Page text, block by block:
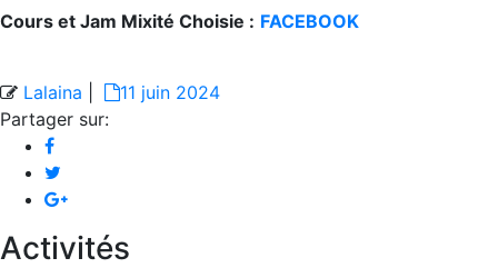
Cours et Jam Mixité Choisie : FACEBOOK
Lalaina
11 juin 2024
Partager sur:
Activités